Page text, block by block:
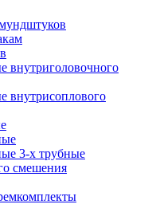
внутриголовочного
внутрисоплового
3-х трубные
смешения